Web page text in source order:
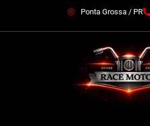
Ponta Grossa / PR